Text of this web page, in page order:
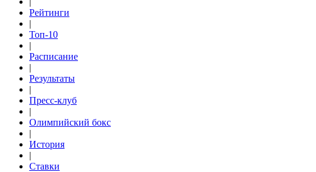
Рейтинги
|
Топ-10
|
Расписание
|
Результаты
|
Пресс-клуб
|
Олимпийский бокс
|
История
|
Ставки